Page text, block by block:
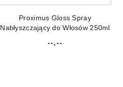
Proximus Gloss Spray
Nabłyszczający do Włosów 250ml
Cena:
--,--